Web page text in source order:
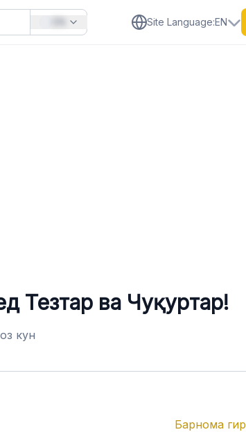
Site Language:EN
Тезтар ва Чуқуртар!
кун
Барнома гир